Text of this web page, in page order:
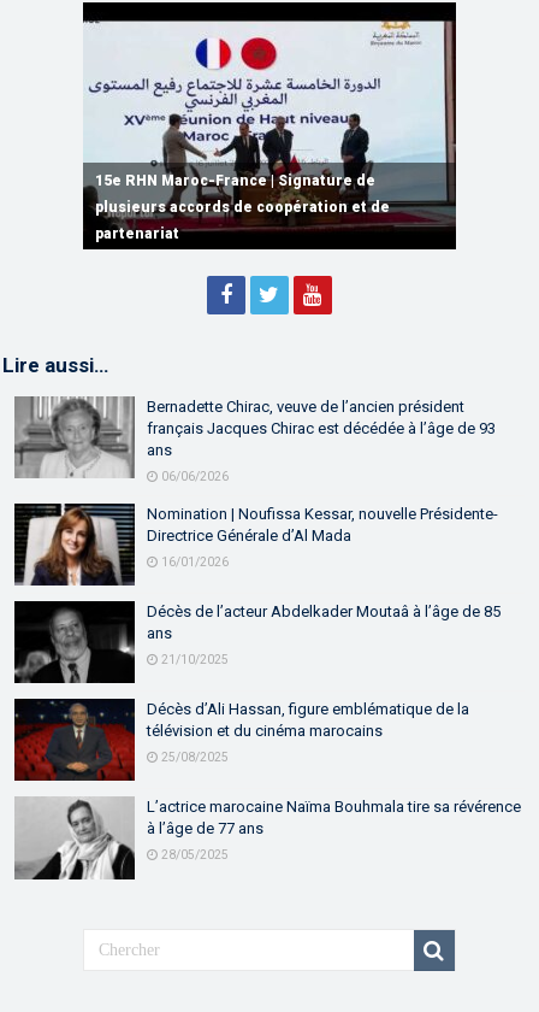
15e RHN Maroc-France | Signature de
plusieurs accords de coopération et de
partenariat
15e RHN Maroc-France | Discours de
Sébastien Lecornu premier ministre français
15e Réunion de Haut Niveau Maroc-France |
Discours de M. Aziz Akhannouch
Lire aussi…
Bernadette Chirac, veuve de l’ancien président
français Jacques Chirac est décédée à l’âge de 93
ans
06/06/2026
Nomination | Noufissa Kessar, nouvelle Présidente-
Directrice Générale d’Al Mada
16/01/2026
Décès de l’acteur Abdelkader Moutaâ à l’âge de 85
ans
21/10/2025
Décès d’Ali Hassan, figure emblématique de la
télévision et du cinéma marocains
25/08/2025
L’actrice marocaine Naïma Bouhmala tire sa révérence
à l’âge de 77 ans
28/05/2025